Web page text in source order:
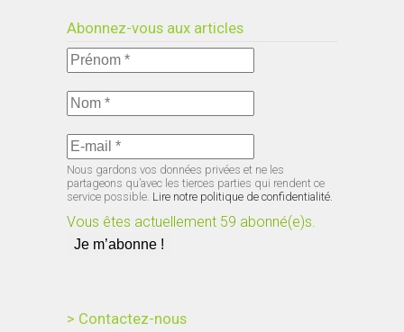
Abonnez-vous aux articles
Nous gardons vos données privées et ne les
partageons qu’avec les tierces parties qui rendent ce
service possible. Lire notre politique de confidentialité.
Vous êtes actuellement 59 abonné(e)s.
> Contactez-nous